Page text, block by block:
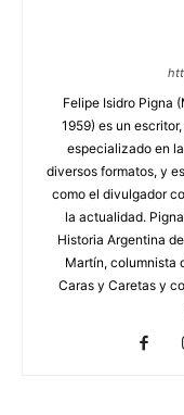
Felipe Isidro Pigna
1959) es un
especializado en
diversos formatos, y
como el divulgador
la actualidad.
Historia Argentina
Martín, columnista
Caras y Caretas y